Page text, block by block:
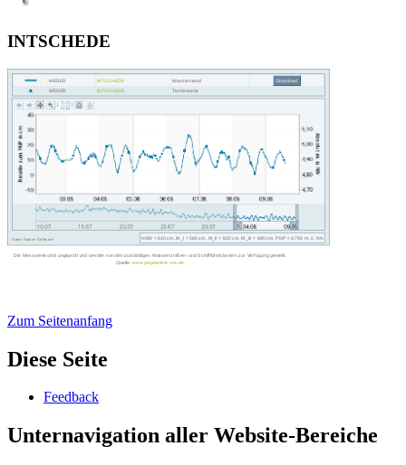
INTSCHEDE
Zum Seitenanfang
Diese Seite
Feed­back
Unternavigation aller Website-Bereiche